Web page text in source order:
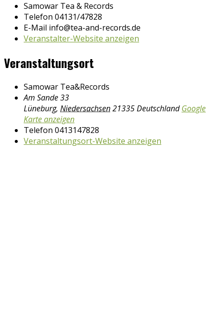
Samowar Tea & Records
Telefon 04131/47828
E-Mail info@tea-and-records.de
Veranstalter-Website anzeigen
Veranstaltungsort
Samowar Tea&Records
Am Sande 33
Lüneburg, Niedersachsen21335Deutschland Google
Karte anzeigen
Telefon 0413147828
Veranstaltungsort-Website anzeigen